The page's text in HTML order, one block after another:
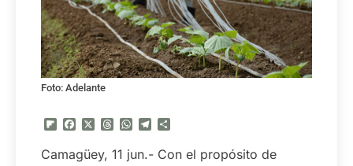
Foto: Adelante
Flipboard
FacebookThreadsWhatsApp
Telegram
Camagüey, 11 jun.- Con el propósito de